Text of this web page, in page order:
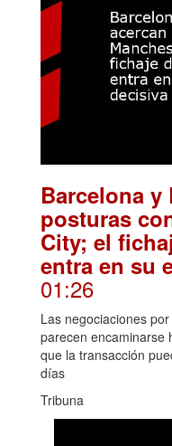
Barcelona y
posturas
City; el
entra en su
01:26
Las negociaciones
parecen encaminarse
que la transacción
días
Tribuna